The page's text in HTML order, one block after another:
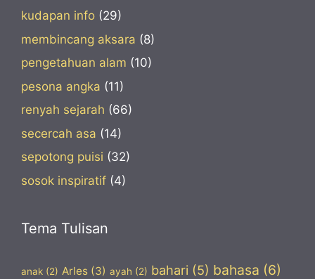
kudapan info (29)
membincang aksara (8)
pengetahuan alam (10)
pesona angka (11)
renyah sejarah (66)
secercah asa (14)
sepotong puisi (32)
sosok inspiratif (4)
Tema Tulisan
anak (2) Arles (3) ayah (2) bahari (5) bahasa (6)